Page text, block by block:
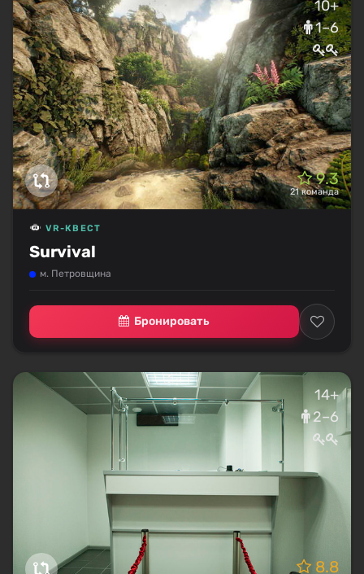
10+
1–6
9.3
21 команда
Survival
VR-КВЕСТ
м. Петровщина
Бронировать
14+
2–6
8.8